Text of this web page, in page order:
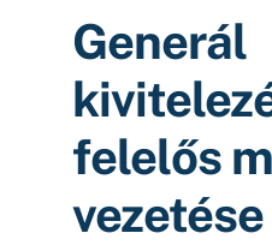
Generál
felelős
vezetése